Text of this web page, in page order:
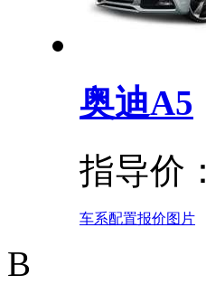
奥迪A5
指导价：
车系配置报价图片
B